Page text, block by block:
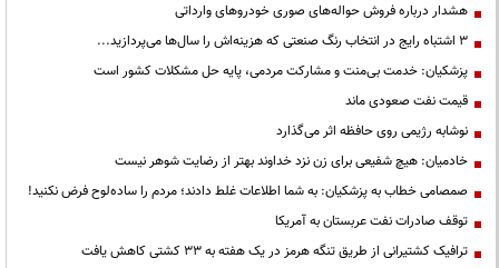
هشدار درباره فروش حواله‌های صوری خودروهای وارداتی
3 اشتباه رایج در انتخاب رنگ صنعتی که هزینه‌اش را سال‌ها می‌پردازید...
پزشکیان: خدمت بی‌منت و مشارکت مردمی، پایه حل مشکلات کشور است
قیمت نفت صعودی ماند
نوشابه رژیمی روی حافظه اثر می‌گذارد
خادمیان: هیچ شفیعی برای زن نزد خداوند بهتر از رضایت شوهر نیست
صمصامی خطاب به پزشکیان: به شما اطلاعات غلط دادند؛ مردم را ساده‌لوح فرض نکنید!
توقف صادرات نفت عربستان به آمریکا
ترافیک کشتیرانی از طریق تنگه هرمز در یک هفته به ۳۳ کشتی کاهش یافت